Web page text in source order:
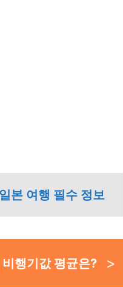
본 여행 필수 정보
행기값 평균은?